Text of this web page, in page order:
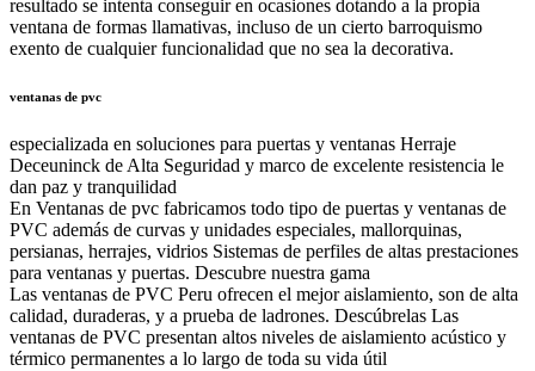
resultado se intenta conseguir en ocasiones dotando a la propia
ventana de formas llamativas, incluso de un cierto barroquismo
exento de cualquier funcionalidad que no sea la decorativa.
ventanas de pvc
especializada en soluciones para puertas y ventanas Herraje
Deceuninck de Alta Seguridad y marco de excelente resistencia le
dan paz y tranquilidad
En Ventanas de pvc fabricamos todo tipo de puertas y ventanas de
PVC además de curvas y unidades especiales, mallorquinas,
persianas, herrajes, vidrios Sistemas de perfiles de altas prestaciones
para ventanas y puertas. Descubre nuestra gama
Las ventanas de PVC Peru ofrecen el mejor aislamiento, son de alta
calidad, duraderas, y a prueba de ladrones. Descúbrelas Las
ventanas de PVC presentan altos niveles de aislamiento acústico y
térmico permanentes a lo largo de toda su vida útil